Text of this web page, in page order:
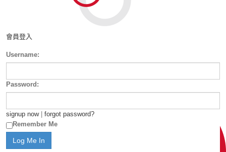
會員登入
Username:
Password:
signup now| forgot password?
Remember Me